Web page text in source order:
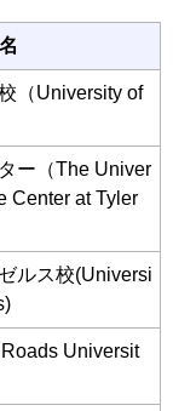
（University of
ー（The Univer
Center at Tyler
ルス校(Universi
Universit